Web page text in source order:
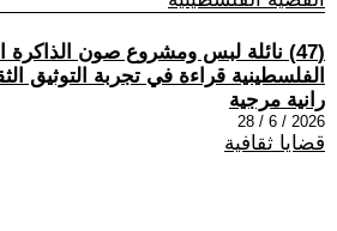
(47) نائلة لبس ومشروع صون الذاكرة
الفلسطينية قراءة في تجربة التوثيق
رانية مرجية
2026 / 6 / 28
قضايا ثقافية